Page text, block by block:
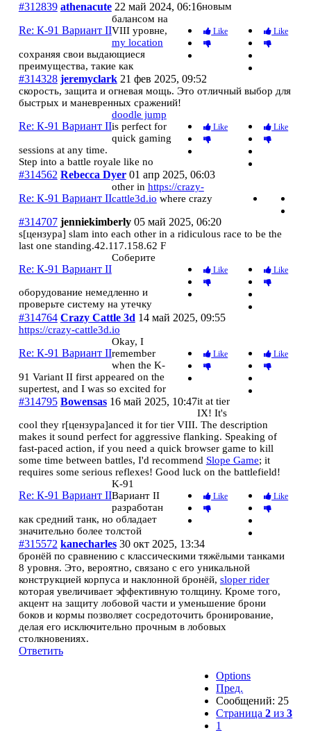
#312839 athenacute 22 май 2024, 06:16
Like
Like
Re: К-91 Вариант II
#314328 jeremyclark 21 фев 2025, 09:52
новым
балансом на
VIII уровне,
my location
сохраняя свои выдающиеся
преимущества, такие как
скорость, защита и огневая мощь. Это отличный выбор для
быстрых и маневренных сражений!
Like
Like
Re: К-91 Вариант II
#314562 Rebecca Dyer 01 апр 2025, 06:03
doodle jump
is perfect for
quick gaming
sessions at any time.
Re: К-91 Вариант II
#314707 jenniekimberly 05 май 2025, 06:20
Step into a battle royale like no
other in https://crazy-
cattle3d.io where crazy
s[цензура] slam into each other in a ridiculous race to be the
last one standing.42.117.158.62 F
Like
Like
Re: К-91 Вариант II
#314764 Crazy Cattle 3d 14 май 2025, 09:55
Соберите
оборудование немедленно и
проверьте систему на утечку
https://crazy-cattle3d.io
Like
Like
Re: К-91 Вариант II
#314795 Bowensas 16 май 2025, 10:47
Okay, I
remember
when the K-
91 Variant II first appeared on the
supertest, and I was so excited for
it at tier
IX! It's
cool they r[цензура]anced it for tier VIII. The description
makes it sound perfect for aggressive flanking. Speaking of
fast-paced action, if you need a quick browser game to kill
some time between battles, I'd recommend Slope Game; it
requires some serious reflexes! Good luck on the battlefield!
Like
Like
Re: К-91 Вариант II
#315572 kanecharles 30 окт 2025, 13:34
K-91
Вариант II
разработан
как средний танк, но обладает
значительно более толстой
бронёй по сравнению с классическими тяжёлыми танками
8 уровня. Это, вероятно, связано с его уникальной
конструкцией корпуса и наклонной бронёй, sloper rider
которая увеличивает эффективную толщину. Кроме того,
акцент на защиту лобовой части и уменьшение брони
боков и кормы позволяет сосредоточить бронирование,
делая его исключительно прочным в лобовых
столкновениях.
Ответить
Options
Пред.
Сообщений: 25
Страница2 из3
1